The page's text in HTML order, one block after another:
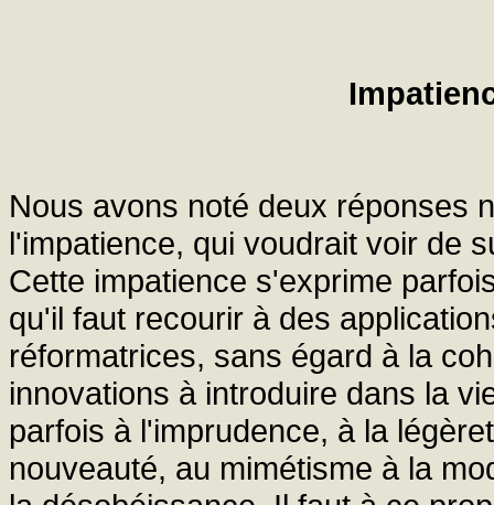
Nous avons noté deux réponses
l'impatience, qui voudrait voir de
Cette impatience s'exprime
qu'il faut recourir à des
réformatrices, sans égard à la
innovations à introduire dans la
parfois à l'imprudence, à la
nouveauté, au mimétisme à la